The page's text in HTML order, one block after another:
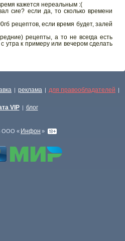
кажется нереальным :(
сие? если да, то сколько времени
рецептов, если время будет, залей
рецепты, а то не всегда есть
утра к примеру или вечером сделать
| реклама | для правообладателей |
VIP | блог
ООО « Инфон »